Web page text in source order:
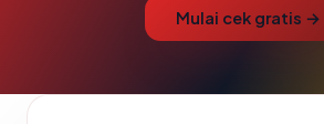
Mulai cek gratis →